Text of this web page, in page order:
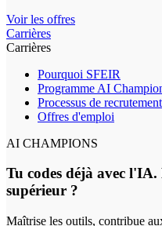
Voir les offres
Carrières
Carrières
Pourquoi SFEIR
Programme AI
Processus de recrutement
Offres d'emploi
AI CHAMPIONS
Tu codes déjà avec
supérieur ?
Maîtrise les outils, contribue